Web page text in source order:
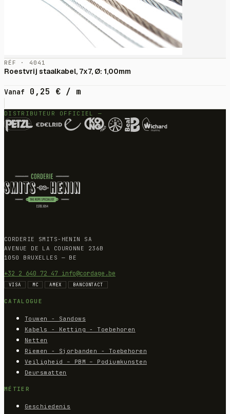
RÉF · 4041
Roestvrij staalkabel, 7x7, Ø: 1,00mm
Vanaf 0,25 € / m
DISTRIBUTEUR OFFICIEL —
CORDERIE SMITS-HENIN SA
AVENUE DE LA COURONNE 236B
1050 BRUXELLES — BE
+32 2 640 72 47 info@cordage.be
VISA MC AMEX BANCONTACT
CATALOGUE
Touwen - Sandows
Kabels - Ketting - Toebehoren
Netten
Riemen - Sjorbanden - Toebehoren
Veiligheid – PBM – Podiumkunsten
Deursmatten
MÉTIER
Geschiedenis